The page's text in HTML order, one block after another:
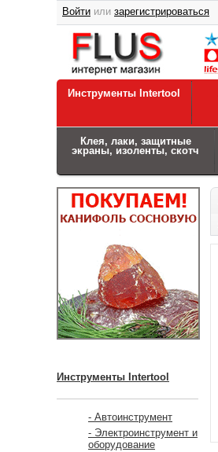
Войти или зарегистрироваться
Инструменты Intertool
Клея, лаки, защитные
экраны, изоленты, скотч
Инструменты Intertool
- Автоинструмент
- Электроинструмент и
оборудование